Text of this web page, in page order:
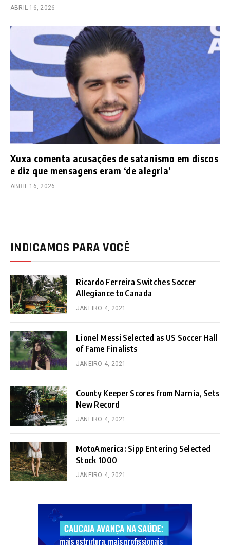
ABRIL 16, 2026
Xuxa comenta acusações de satanismo em discos
e diz que mensagens eram ‘de alegria’
ABRIL 16, 2026
INDICAMOS PARA VOCÊ
Ricardo Ferreira Switches Soccer
Allegiance to Canada
JANEIRO 4, 2021
Lionel Messi Selected as US Soccer Hall
of Fame Finalists
JANEIRO 4, 2021
County Keeper Scores from Narnia, Sets
New Record
JANEIRO 4, 2021
MotoAmerica: Sipp Entering Selected
Stock 1000
JANEIRO 4, 2021